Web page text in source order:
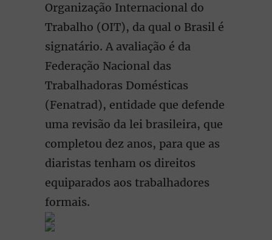
Organização Internacional do
Trabalho (OIT), da qual o Brasil é
signatário. A avaliação é da
Federação Nacional das
Trabalhadoras Domésticas
(Fenatrad), entidade que defende
uma revisão da lei brasileira, que
completou dez anos, para que as
diaristas tenham os direitos
equiparados aos trabalhadores
formais.